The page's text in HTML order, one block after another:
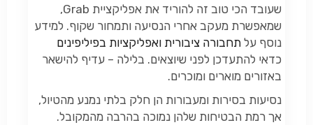
שעובד הכי טוב זה להוריד את אפליקציית Grab,
שמאפשרת מעקב אחרי הנסיעה ותמחור שקוף. למידע
נוסף על תחבורה ציבורית ואפליקציות בפיליפינים
כדאי להתעדכן לפני שיוצאים. בלילה – עדיף להישאר
באזורים מוארים ומוכרים.
נסיעות בסירות ומעבורות הן חלק בלתי נמנע מהטיול,
אך רמת הבטיחות שלהן נמוכה בהרבה מהמקובל.